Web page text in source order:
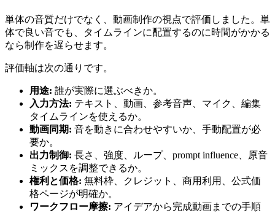
単体の音質だけでなく、動画制作の視点で評価しました。単
体で良い音でも、タイムラインに配置するのに時間がかかる
なら制作を遅らせます。
評価軸は次の通りです。
用途: 誰が実際に選ぶべきか。
入力方法: テキスト、動画、参考音声、マイク、編集
タイムラインを使えるか。
動画同期: 音を動きに合わせやすいか、手動配置が必
要か。
出力制御: 長さ、強度、ループ、prompt influence、原音
ミックスを調整できるか。
権利と価格: 無料枠、クレジット、商用利用、公式価
格ページが明確か。
ワークフロー摩擦: アイデアから完成動画までの手順